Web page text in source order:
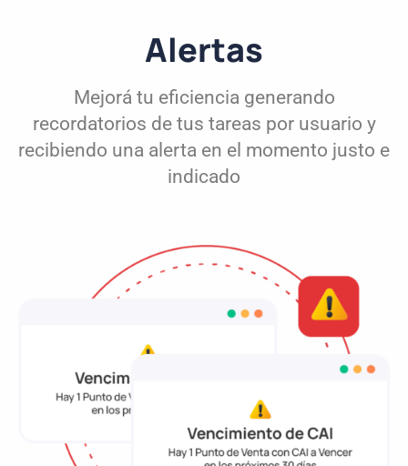
Alertas
Mejorá tu eficiencia generando
recordatorios de tus tareas por usuario y
recibiendo una alerta en el momento justo e
indicado